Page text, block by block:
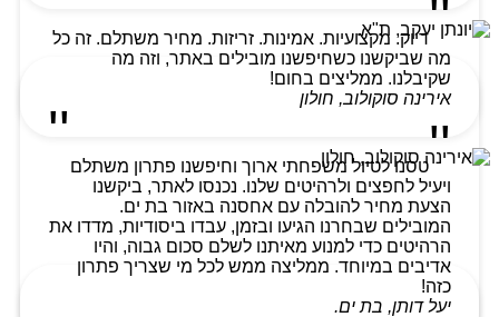
דיוק. מקצועיות. אמינות. זריזות. מחיר משתלם. זה כל
מה שביקשנו כשחיפשנו מובילים באתר, וזה מה
שקיבלנו. ממליצים בחום!
אירינה סוקולוב, חולון
טסנו לטיול משפחתי ארוך וחיפשנו פתרון משתלם
ויעיל לחפצים ולרהיטים שלנו. נכנסו לאתר, ביקשנו
הצעת מחיר להובלה עם אחסנה באזור בת ים.
המובילים שבחרנו הגיעו ובזמן, עבדו ביסודיות, מדדו את
הרהיטים כדי למנוע מאיתנו לשלם סכום גבוה, והיו
אדיבים במיוחד. ממליצה ממש לכל מי שצריך פתרון
כזה!
יעל דותן, בת ים.